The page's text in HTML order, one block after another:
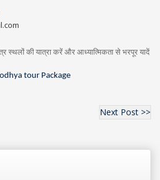
स्थलों की यात्रा करें और आध्यात्मिकता से भरपूर यादें
tour Package
Next Post >>